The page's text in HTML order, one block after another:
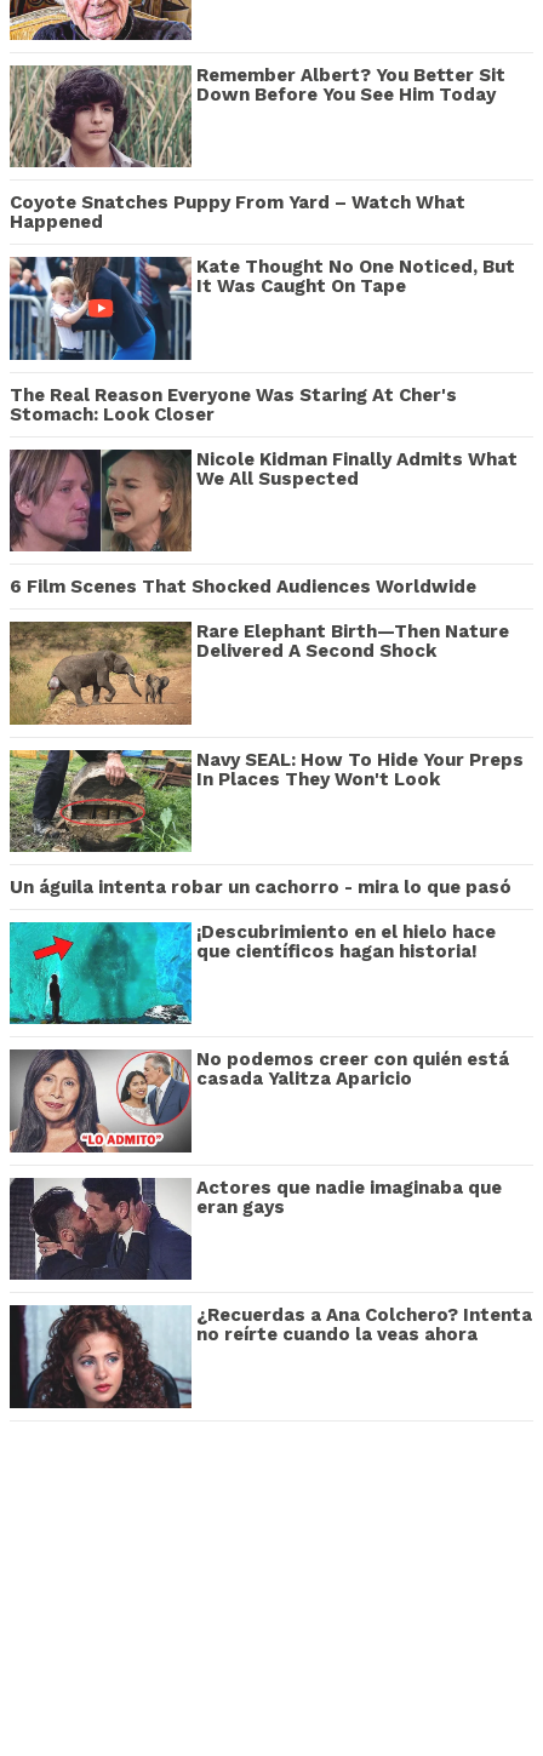
Remember Albert? You Better Sit
Down Before You See Him Today
Coyote Snatches Puppy From Yard – Watch What
Happened
Kate Thought No One Noticed, But
It Was Caught On Tape
The Real Reason Everyone Was Staring At Cher's
Stomach: Look Closer
Nicole Kidman Finally Admits What
We All Suspected
6 Film Scenes That Shocked Audiences Worldwide
Rare Elephant Birth—Then Nature
Delivered A Second Shock
Navy SEAL: How To Hide Your Preps
In Places They Won't Look
Un águila intenta robar un cachorro - mira lo que pasó
¡Descubrimiento en el hielo hace
que científicos hagan historia!
No podemos creer con quién está
casada Yalitza Aparicio
Actores que nadie imaginaba que
eran gays
¿Recuerdas a Ana Colchero? Intenta
no reírte cuando la veas ahora